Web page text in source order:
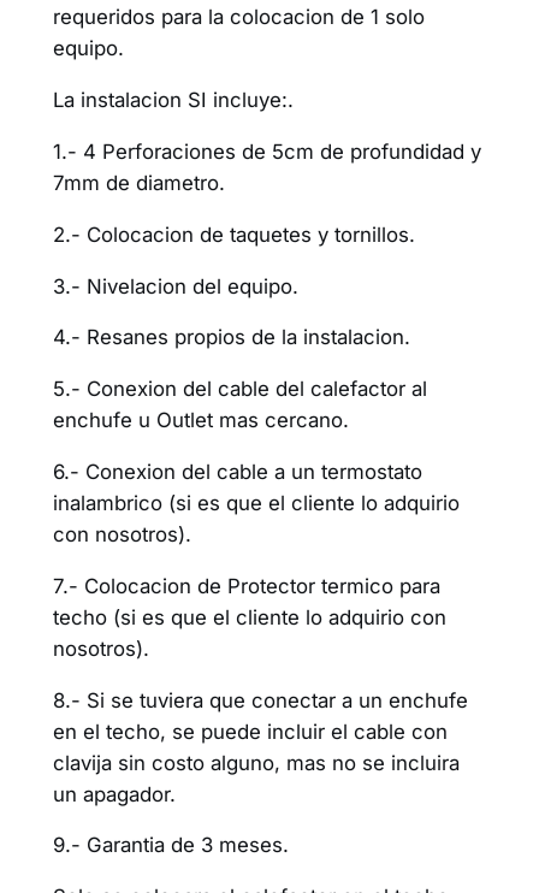
requeridos para la colocacion de 1 solo
equipo.
La instalacion SI incluye:.
1.- 4 Perforaciones de 5cm de profundidad y
7mm de diametro.
2.- Colocacion de taquetes y tornillos.
3.- Nivelacion del equipo.
4.- Resanes propios de la instalacion.
5.- Conexion del cable del calefactor al
enchufe u Outlet mas cercano.
6.- Conexion del cable a un termostato
inalambrico (si es que el cliente lo adquirio
con nosotros).
7.- Colocacion de Protector termico para
techo (si es que el cliente lo adquirio con
nosotros).
8.- Si se tuviera que conectar a un enchufe
en el techo, se puede incluir el cable con
clavija sin costo alguno, mas no se incluira
un apagador.
9.- Garantia de 3 meses.